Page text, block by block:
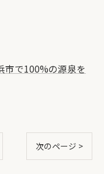
市で100%の源泉を
次のページ >